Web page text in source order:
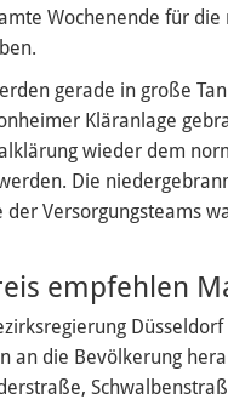
Wochenende für
gerade in große
Kläranlage
wieder dem
Die
Versorgungsteams
empfehlen
die Bevölkerung